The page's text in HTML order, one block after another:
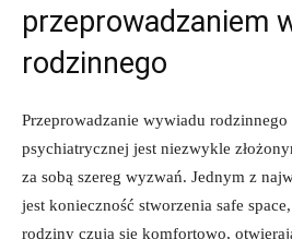
przeprowadzaniem
rodzinnego
Przeprowadzanie‍ wywiadu
⁤psychiatrycznej jest niezwykle
za ‍sobą szereg​ wyzwań. Jednym z
jest konieczność ⁤stworzenia safe
rodziny czują się komfortowo,